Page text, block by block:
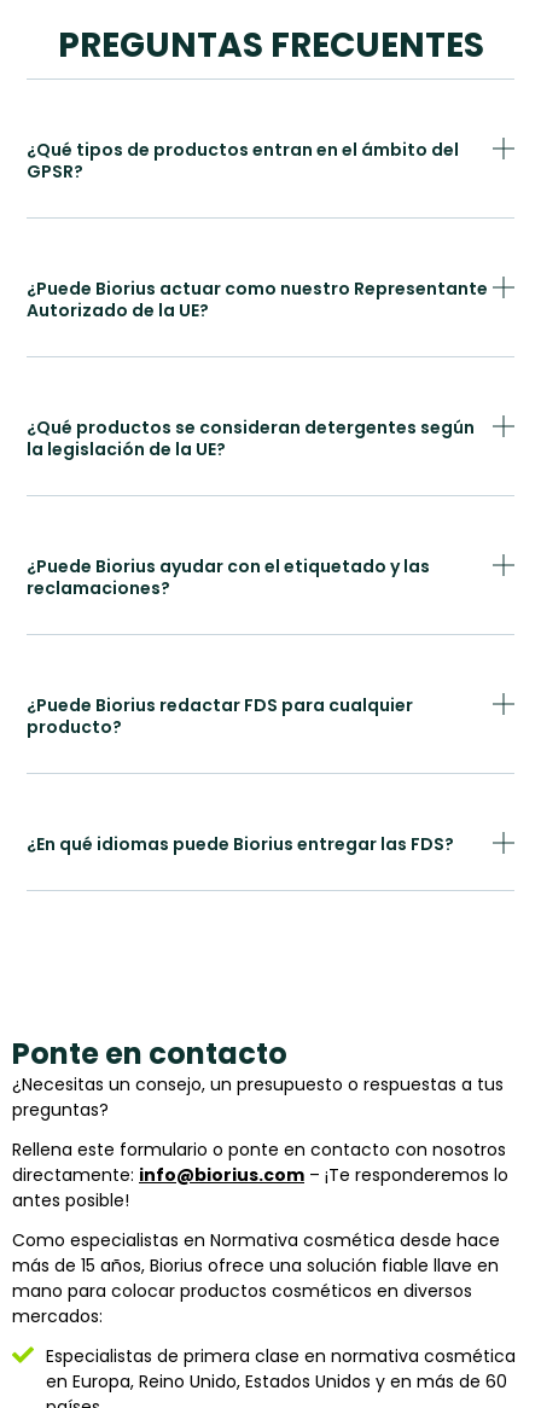
PREGUNTAS FRECUENTES
¿Qué tipos de productos entran en el ámbito del
GPSR?
¿Puede Biorius actuar como nuestro Representante
Autorizado de la UE?
¿Qué productos se consideran detergentes según
la legislación de la UE?
¿Puede Biorius ayudar con el etiquetado y las
reclamaciones?
¿Puede Biorius redactar FDS para cualquier
producto?
¿En qué idiomas puede Biorius entregar las FDS?
Ponte en contacto
¿Necesitas un consejo, un presupuesto o respuestas a tus
preguntas?
Rellena este formulario o ponte en contacto con nosotros
directamente: info@biorius.com – ¡Te responderemos lo
antes posible!
Como especialistas en Normativa cosmética desde hace
más de 15 años, Biorius ofrece una solución fiable llave en
mano para colocar productos cosméticos en diversos
mercados:
Especialistas de primera clase en normativa cosmética
en Europa, Reino Unido, Estados Unidos y en más de 60